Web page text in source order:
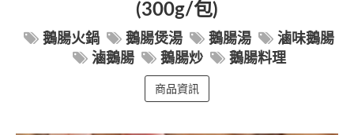
(300g/包)
鵝腸火鍋 鵝腸煲湯 鵝腸湯
滷味鵝腸
滷鵝腸
鵝腸炒 鵝腸料理
商品資訊